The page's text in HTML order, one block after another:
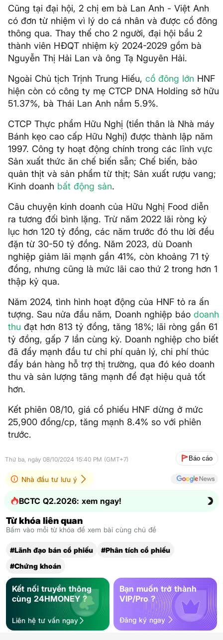
Cũng tại đại hội, 2 chị em bà Lan Anh - Việt Anh
có đơn từ nhiệm vì lý do cá nhân và được cổ đông
thông qua. Thay thế cho 2 người, đại hội bầu 2
thành viên HĐQT nhiệm kỳ 2024-2029 gồm bà
Nguyễn Thị Hải Lan và ông Tạ Nguyên Hải.
Ngoài Chủ tịch Trịnh Trung Hiếu, cổ đông lớn HNF
hiện còn có công ty mẹ CTCP DNA Holding sở hữu
51.37%, bà Thái Lan Anh nắm 5.9%.
CTCP Thực phẩm Hữu Nghị (tiền thân là Nhà máy
Bánh kẹo cao cấp Hữu Nghị) được thành lập năm
1997. Công ty hoạt động chính trong các lĩnh vực
Sản xuất thức ăn chế biến sẵn; Chế biến, bảo
quản thịt và sản phẩm từ thịt; Sản xuất rượu vang;
Kinh doanh bất động sản.
Câu chuyện kinh doanh của Hữu Nghị Food diễn
ra tương đối bình lặng. Trừ năm 2022 lãi ròng kỷ
lục hơn 120 tỷ đồng, các năm trước đó thu lời đều
đặn từ 30-50 tỷ đồng. Năm 2023, dù Doanh
nghiệp giảm lãi mạnh gần 41%, còn khoảng 71 tỷ
đồng, nhưng cũng là mức lãi cao thứ 2 trong hơn 1
thập kỷ qua.
Năm 2024, tình hình hoạt động của HNF tỏ ra ấn
tượng. Sau nửa đầu năm, Doanh nghiệp báo doanh
thu đạt hơn 813 tỷ đồng, tăng 18%; lãi ròng gần 61
tỷ đồng, gấp 7 lần cùng kỳ. Doanh nghiệp cho biết
đã đẩy mạnh đầu tư chi phí quản lý, chi phí thúc
đẩy bán hàng hỗ trợ thị trường, qua đó kéo doanh
thu và sản lượng tăng mạnh để đạt hiệu quả tốt
hơn.
Kết phiên 08/10, giá cổ phiếu HNF dừng ở mức
25,900 đồng/cp, tăng mạnh 8.4% so với phiên
trước.
Thứ ba, ngày 08/10/2024 15:40 PM (GMT+7) Báo cáo
Nhà đầu tư lưu ý
BCTC Q2.2026: xem ngay!
Từ khóa liên quan
Bấm vào mỗi từ khóa để xem bài cùng chủ đề
#Lãnh đạo bán cổ phiếu
#Phân tích cổ phiếu
#Chứng khoán
Kết nối truyền thông
cùng 24HMONEY ?
Liên hệ tư vấn ngay
Bạn muốn trở thành
VIP/Pro ?
Đăng ký ngay